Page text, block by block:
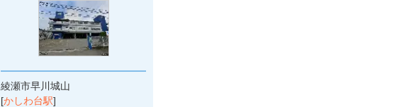
綾瀬市早川城山
[かしわ台駅]